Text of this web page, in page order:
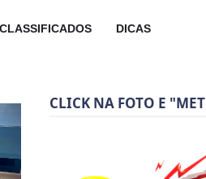
CLASSIFICADOS DICAS
CLICK NA FOTO E